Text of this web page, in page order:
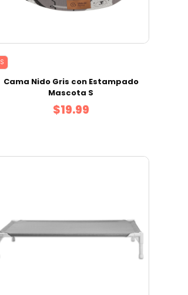
S
Cama Nido Gris con Estampado
Mascota S
$19.99